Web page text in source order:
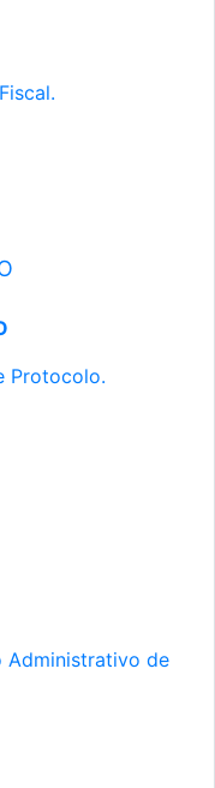
Protocolo.
Administrativo de